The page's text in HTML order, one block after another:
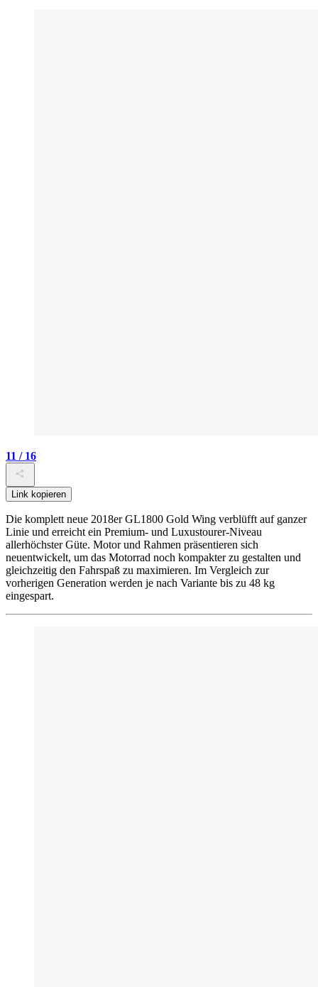
11 / 16
Link kopieren
Die komplett neue 2018er GL1800 Gold Wing verblüfft auf ganzer
Linie und erreicht ein Premium- und Luxustourer-Niveau
allerhöchster Güte. Motor und Rahmen präsentieren sich
neuentwickelt, um das Motorrad noch kompakter zu gestalten und
gleichzeitig den Fahrspaß zu maximieren. Im Vergleich zur
vorherigen Generation werden je nach Variante bis zu 48 kg
eingespart.